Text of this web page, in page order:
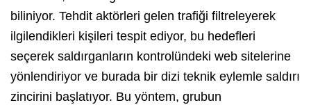
biliniyor. Tehdit aktörleri gelen trafiği filtreleyerek
ilgilendikleri kişileri tespit ediyor, bu hedefleri
seçerek saldırganların kontrolündeki web sitelerine
yönlendiriyor ve burada bir dizi teknik eylemle saldırı
zincirini başlatıyor. Bu yöntem, grubun